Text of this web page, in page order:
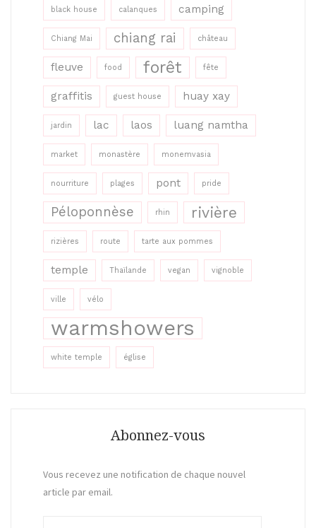
black house calanques camping
Chiang Mai chiang rai château
fleuve food forêt fête
graffitis guest house huay xay
jardin lac laos luang namtha
market monastère monemvasia
nourriture plages pont pride
Péloponnèse rhin rivière
rizières route tarte aux pommes
temple Thaïlande vegan vignoble
ville vélo
warmshowers
white temple église
Abonnez-vous
Vous recevez une notification de chaque nouvel
article par email.